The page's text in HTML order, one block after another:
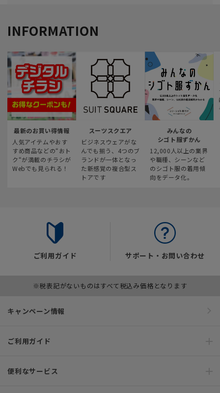
INFORMATION
最新のお買い得情報
人気アイテムやおす
すめ商品などの“おト
ク“が満載のチラシが
Webでも見られる！
スーツスクエア
ビジネスウェアがな
んでも揃う、4つのブ
ランドが一体となっ
た新感覚の複合型ス
トアです
みんなの
シゴト服ずかん
12,000人以上の業界
や職種、シーンなど
のシゴト服の着用傾
向をデータ化。
ご利用ガイド サポート・お問い合わせ
※税表記がないものはすべて税込み価格となります
キャンペーン情報
ご利用ガイド
便利なサービス